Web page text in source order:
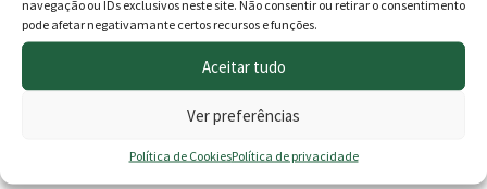
navegação ou IDs exclusivos neste site. Não consentir ou retirar o consentimento
pode afetar negativamante certos recursos e funções.
Aceitar tudo
Ver preferências
Política de CookiesPolítica de privacidade
originalatual
é:
7.90 €.
Adicionar Adicionar